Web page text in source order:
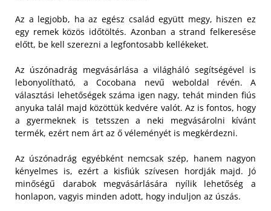
Az a legjobb, ha az egész család együtt megy, hiszen ez
egy remek közös időtöltés. Azonban a strand felkeresése
előtt, be kell szerezni a legfontosabb kellékeket.
Az úszónadrág megvásárlása a világháló segítségével is
lebonyolítható, a Cocobana nevű weboldal révén. A
választási lehetőségek száma igen nagy, tehát minden fiús
anyuka talál majd közöttük kedvére valót. Az is fontos, hogy
a gyermeknek is tetsszen a neki megvásárolni kívánt
termék, ezért nem árt az ő véleményét is megkérdezni.
Az úszónadrág egyébként nemcsak szép, hanem nagyon
kényelmes is, ezért a kisfiúk szívesen hordják majd. Jó
minőségű darabok megvásárlására nyílik lehetőség a
honlapon, vagyis minden adott, hogy induljon az úszás.